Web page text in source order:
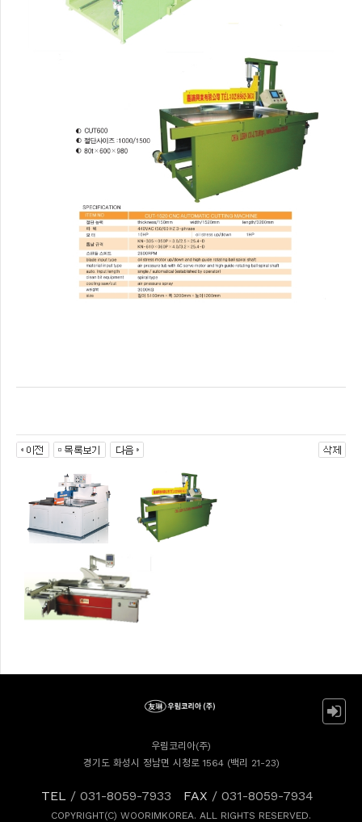
우림코리아(주)
경기도 화성시 정남면 시청로 1564 (백리 21-23)
TEL / 031-8059-7933 FAX / 031-8059-7934
COPYRIGHT(C) WOORIMKOREA. ALL RIGHTS RESERVED.